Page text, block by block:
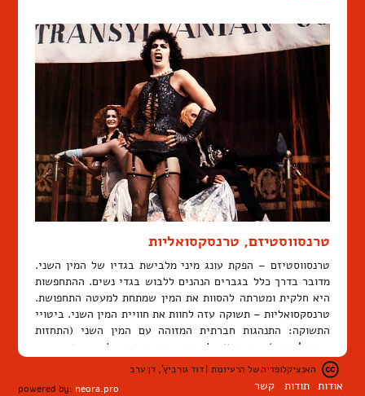
טרנסווסטיזם, טרנסקסואליות
טרנסווסטיזם – הפקת עונג מיני מלבישת בגדיו של המין השני.
מדובר בדרך כלל בגברים הנהנים ללבוש בגדי נשים. ההתחפשות
היא חלקית ומטרתה להסוות את המין שמתחת למעטה התחפושת.
טרנסקסואליות – תשוקה עזה לחוות את חוויית המין השני. ביטויי
התשוקה: התנהגות חברתית המזוהה עם המין השני (התחזות
טרנסג'נדרית), וכן הרצון לעבור ניתוח כירורגי לשינוי מין. …
קיראו עוד
תחום:
במה מרחב ציבורי
האנציקלופדיה של הרעיונות | דוד גורביץ', דן ערב
אודות תודות קשר powered by:neora.pro